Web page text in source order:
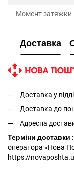
Момент затяжки
Доставка
Доставка у
Доставка до
Адресна
Терміни доставки :
оператора «Нова
https://